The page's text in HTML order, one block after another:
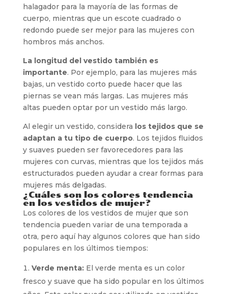
halagador para la mayoría de las formas de
cuerpo, mientras que un escote cuadrado o
redondo puede ser mejor para las mujeres con
hombros más anchos.
La longitud del vestido también es
importante. Por ejemplo, para las mujeres más
bajas, un vestido corto puede hacer que las
piernas se vean más largas. Las mujeres más
altas pueden optar por un vestido más largo.
Al elegir un vestido, considera los tejidos que se
adaptan a tu tipo de cuerpo. Los tejidos fluidos
y suaves pueden ser favorecedores para las
mujeres con curvas, mientras que los tejidos más
estructurados pueden ayudar a crear formas para
mujeres más delgadas.
¿Cuáles son los colores tendencia
en los vestidos de mujer?
Los colores de los vestidos de mujer que son
tendencia pueden variar de una temporada a
otra, pero aquí hay algunos colores que han sido
populares en los últimos tiempos:
Verde menta:El verde menta es un color
fresco y suave que ha sido popular en los últimos